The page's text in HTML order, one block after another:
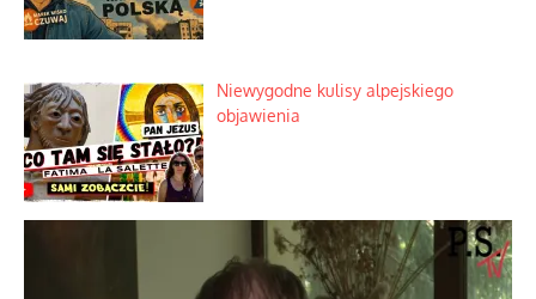
Niewygodne kulisy alpejskiego
objawienia